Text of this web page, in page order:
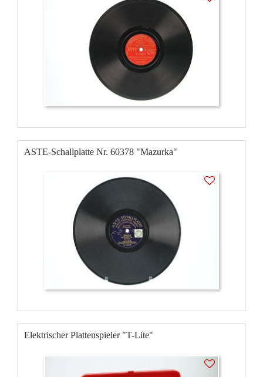
ASTE-Schallplatte Nr. 60378 "Mazurka"
Elektrischer Plattenspieler "T-Lite"